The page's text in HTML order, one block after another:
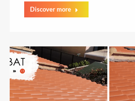
Discover more